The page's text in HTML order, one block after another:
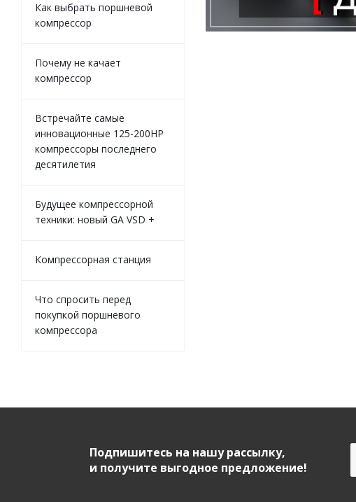
Как выбрать поршневой
компрессор
Почему не качает
компрессор
Встречайте самые
инновационные 125-200HP
компрессоры последнего
десятилетия
Будущее компрессорной
техники: новый GA VSD +
Компрессорная станция
Что спросить перед
покупкой поршневого
компрессора
Подпишитесь на нашу рассылку,
и получите выгодное предложение!